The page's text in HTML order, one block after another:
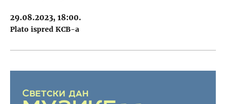
29.08.2023, 18:00.
Plato ispred KCB-a